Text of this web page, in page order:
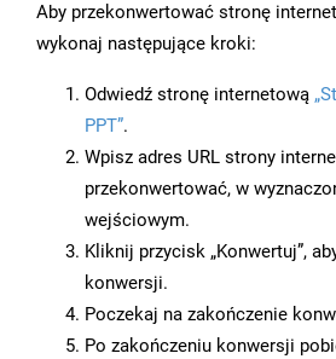
Aby przekonwertować stronę
wykonaj następujące kroki:
Odwiedź stronę internetową
PPT”.
Wpisz adres URL strony
przekonwertować, w
wejściowym.
Kliknij przycisk „Konwertuj”,
konwersji.
Poczekaj na zakończenie
Po zakończeniu konwersji